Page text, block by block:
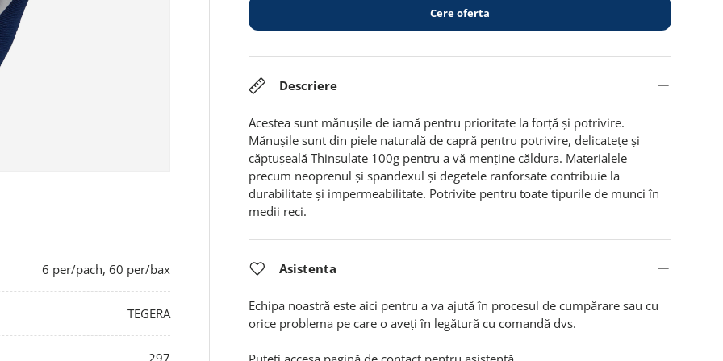
Cere oferta
Descriere
Acestea sunt mănușile de iarnă pentru prioritate la forță și potrivire.
Mănușile sunt din piele naturală de capră pentru potrivire, delicatețe și
căptușeală Thinsulate 100g pentru a vă menține căldura. Materialele
precum neoprenul și spandexul și degetele ranforsate contribuie la
durabilitate și impermeabilitate. Potrivite pentru toate tipurile de munci în
medii reci.
Asistenta
Echipa noastră este aici pentru a va ajută în procesul de cumpărare sau cu
orice problema pe care o aveți în legătură cu comandă dvs.
6 per/pach, 60 per/bax
TEGERA